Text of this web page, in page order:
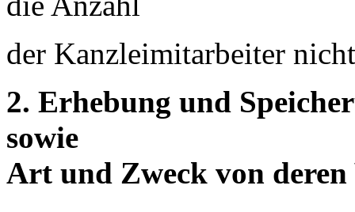
der Kanzleimitarbeiter
2. Erhebung und
sowie
Art und Zweck von deren